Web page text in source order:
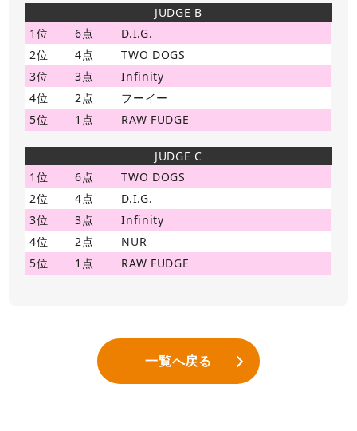
JUDGE B
1位
6点
D.I.G.
2位
4点
TWO DOGS
3位
3点
Infinity
4位
2点
フーイー
5位
1点 RAW FUDGE
JUDGE C
1位
6点
TWO DOGS
2位
4点
D.I.G.
3位
3点
Infinity
4位
2点
NUR
5位
1点 RAW FUDGE
一覧へ戻る